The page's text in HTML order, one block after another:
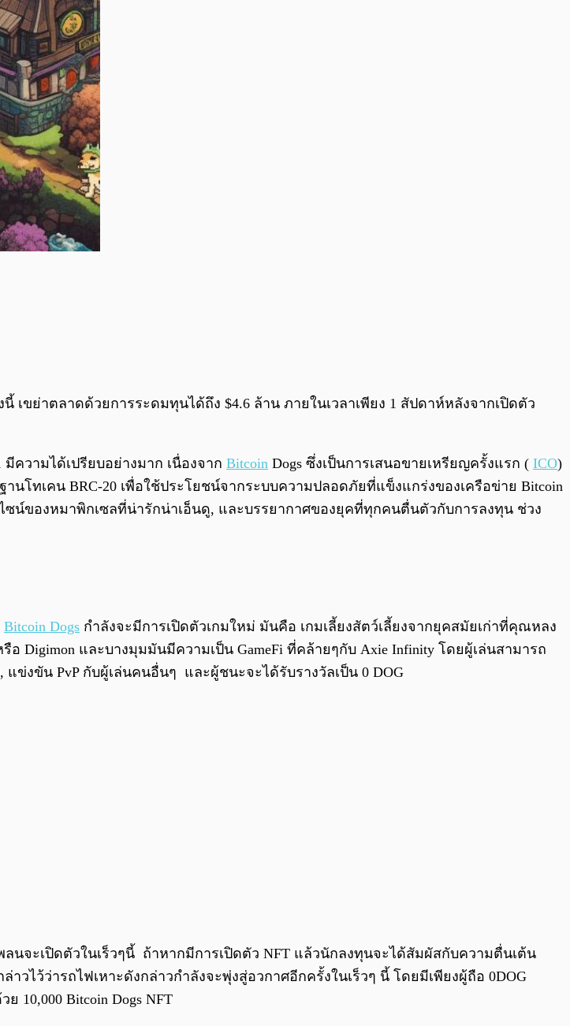
0:00 0:00
เขย่าตลาดด้วยการระดมทุนได้ถึง $4.6 ล้าน ภายในเวลาเพียง 1 สัปดาห์หลังจากเปิดตัว
ความได้เปรียบอย่างมาก เนื่องจาก Bitcoin Dogs ซึ่งเป็นการเสนอขายเหรียญครั้งแรก ( ICO)
นโทเคน BRC-20 เพื่อใช้ประโยชน์จากระบบความปลอดภัยที่แข็งแกร่งของเครือข่าย Bitcoin
น์ของหมาพิกเซลที่น่ารักน่าเอ็นดู, และบรรยากาศของยุคที่ทุกคนตื่นตัวกับการลงทุน ช่วง
Bitcoin Dogs กำลังจะมีการเปิดตัวเกมใหม่ มันคือ เกมเลี้ยงสัตว์เลี้ยงจากยุคสมัยเก่าที่คุณหลง
Digimon และบางมุมมันมีความเป็น GameFi ที่คล้ายๆกับ Axie Infinity โดยผู้เล่นสามารถ
ข่งขัน PvP กับผู้เล่นคนอื่นๆ และผู้ชนะจะได้รับรางวัลเป็น 0 DOG
ลนจะเปิดตัวในเร็วๆนี้ ถ้าหากมีการเปิดตัว NFT แล้วนักลงทุนจะได้สัมผัสกับความตื่นเต้น
ไว้ว่ารถไฟเหาะดังกล่าวกำลังจะพุ่งสู่อวกาศอีกครั้งในเร็วๆ นี้ โดยมีเพียงผู้ถือ 0DOG
10,000 Bitcoin Dogs NFT